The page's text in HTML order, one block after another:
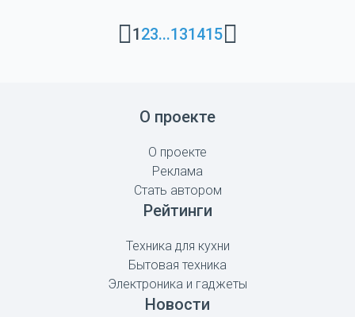
123...131415
О проекте
О проекте
Реклама
Стать автором
Рейтинги
Техника для кухни
Бытовая техника
Электроника и гаджеты
Новости